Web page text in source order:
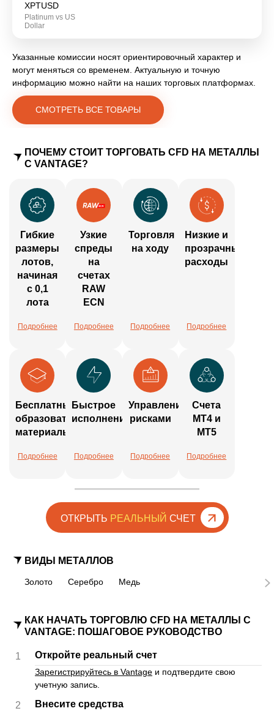
XPTUSD
Platinum vs US
Dollar
Указанные комиссии носят ориентировочный характер и
могут меняться со временем. Актуальную и точную
информацию можно найти на наших торговых платформах.
СМОТРЕТЬ ВСЕ ТОВАРЫ
ПОЧЕМУ СТОИТ ТОРГОВАТЬ CFD НА МЕТАЛЛЫ
С VANTAGE?
Гибкие
размеры
лотов,
начиная
с 0,1
лота
Подробнее
Узкие
спреды
на
счетах
RAW
ECN
Подробнее
Торговля
на ходу
Подробнее
Низкие и
прозрачные
расходы
Подробнее
Бесплатные
образовательные
материалы
Подробнее
Быстрое
исполнение
Подробнее
Управление
рисками
Подробнее
Счета
MT4 и
MT5
Подробнее
ОТКРЫТЬ РЕАЛЬНЫЙ СЧЕТ
ВИДЫ МЕТАЛЛОВ
Золото Серебро Медь
КАК НАЧАТЬ ТОРГОВЛЮ CFD НА МЕТАЛЛЫ С
VANTAGE: ПОШАГОВОЕ РУКОВОДСТВО
1 Откройте реальный счет
Зарегистрируйтесь в Vantage и подтвердите свою
учетную запись.
2 Внесите средства